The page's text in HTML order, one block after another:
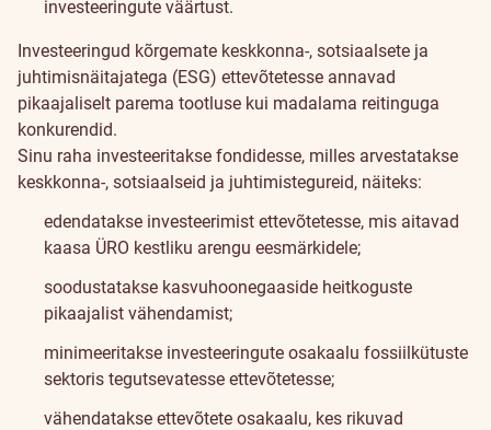
investeeringute väärtust.
Investeeringud kõrgemate keskkonna-, sotsiaalsete ja
juhtimisnäitajatega (ESG) ettevõtetesse annavad
pikaajaliselt parema tootluse kui madalama reitinguga
konkurendid.
Sinu raha investeeritakse fondidesse, milles arvestatakse
keskkonna-, sotsiaalseid ja juhtimistegureid, näiteks:
edendatakse investeerimist ettevõtetesse, mis aitavad
kaasa ÜRO kestliku arengu eesmärkidele;
soodustatakse kasvuhoonegaaside heitkoguste
pikaajalist vähendamist;
minimeeritakse investeeringute osakaalu fossiilkütuste
sektoris tegutsevatesse ettevõtetesse;
vähendatakse ettevõtete osakaalu, kes rikuvad